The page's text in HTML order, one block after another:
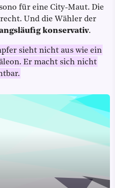
für eine City-Maut. Die
Und die Wähler der
konservativ.
sieht nicht aus wie ein
Er macht sich nicht